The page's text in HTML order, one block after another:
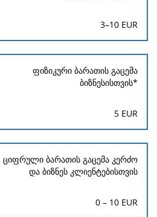
3–10 EUR
ფიზიკური ბარათის გაცემა
ბიზნესისთვის*
5 EUR
ციფრული ბარათის გაცემა კერძო
და ბიზნეს კლიენტებისთვის
0 – 10 EUR